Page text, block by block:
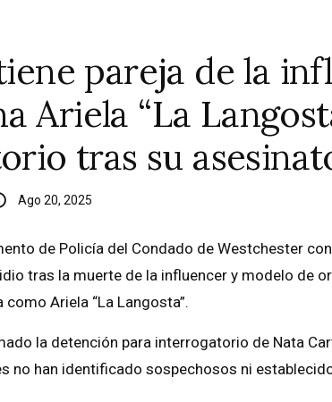
pareja de la
Ariela “La
tras su
Ago 20, 2025
de Policía del Condado de Westchester
tras la muerte de la influencer y modelo de
Ariela “La Langosta”.
la detención para interrogatorio de Nata
no han identificado sospechosos ni